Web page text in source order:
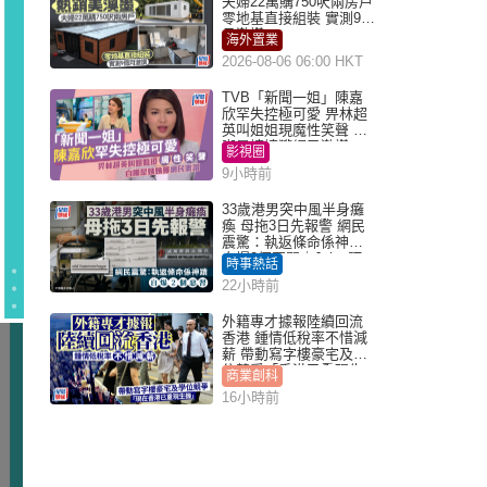
零地基直接組裝 實測9個
月激讚
海外置業
2026-08-06 06:00 HKT
TVB「新聞一姐」陳嘉
欣罕失控極可愛 畀林超
英叫姐姐現魔性笑聲 自
嘲是姨姨獲網民激讚
影視圈
9小時前
33歲港男突中風半身癱
瘓 母拖3日先報警 網民
震驚：執返條命係神蹟
自爆2個惡習｜Juicy叮
時事熱話
22小時前
外籍專才據報陸續回流
香港 鍾情低稅率不惜減
薪 帶動寫字樓豪宅及學
位競爭「香港已重現生
機」
商業創科
16小時前